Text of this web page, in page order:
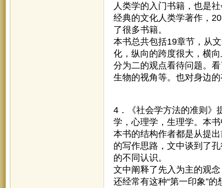
人类学的入门书籍，也是
经典的文化人类学著作，
了很多书籍。
本书总共包括19章节，从
化，纵向的跨度很大，横
分为二的观点看待问题。
生物的视角等。也对身边
4．《社会学方法的准则
学，心理学，生理学。本
本书的结构作者都是从提
的写作思路，文中谈到了
的不同认识。
文中阐释了先入为主的观
还经常有这种“第一印象”